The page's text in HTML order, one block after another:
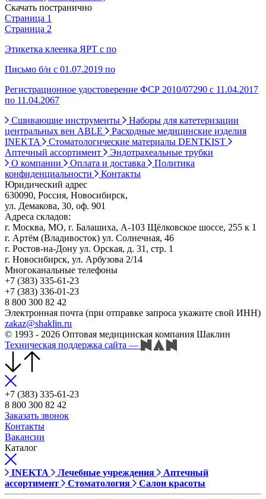
Скачать постранично
Страница 1
Страница 2
Этикетка клеенка ЯРТ с по
Письмо б/н с 01.07.2019 по
Регистрационное удостоверение ФСР 2010/07290 с 11.04.2017
по 11.04.2067
Сшивающие инструменты
Наборы для катетеризации
центральных вен ABLE
Расходные медицинские изделия
INEKTA
Стоматологические материалы DENTKIST
Аптечный ассортимент
Эндотрахеальные трубки
О компании
Оплата и доставка
Политика
конфиденциальности
Контакты
Юридический адрес
630090, Россия, Новосибирск,
ул. Демакова, 30, оф. 901
Адреса складов:
г. Москва, МО, г. Балашиха, А-103 Щёлковское шоссе, 255 к 1
г. Артём (Владивосток) ул. Солнечная, 46
г. Ростов-на-Дону ул. Орская, д. 31, стр. 1
г. Новосибирск, ул. Арбузова 2/14
Многоканальные телефоны
+7 (383) 335-61-23
+7 (383) 336-01-23
8 800 300 82 42
Электронная почта (при отправке запроса укажите свой ИНН)
zakaz@shaklin.ru
© 1993 - 2026 Оптовая медицинская компания Шаклин
Техническая поддержка сайта —
+7 (383) 335-61-23
8 800 300 82 42
Заказать звонок
Контакты
Вакансии
Каталог
INEKTA Лечебные учреждения
Аптечный
ассортимент
Стоматология Салон красоты